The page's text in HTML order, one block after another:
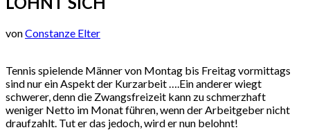
vonConstanze Elter
Tennis spielende Männer von Montag bis Freitag vormittags
sind nur ein Aspekt der Kurzarbeit ….Ein anderer wiegt
schwerer, denn die Zwangsfreizeit kann zu schmerzhaft
weniger Netto im Monat führen, wenn der Arbeitgeber nicht
draufzahlt. Tut er das jedoch, wird er nun belohnt!